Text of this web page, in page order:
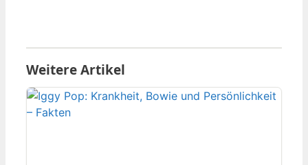
Weitere Artikel